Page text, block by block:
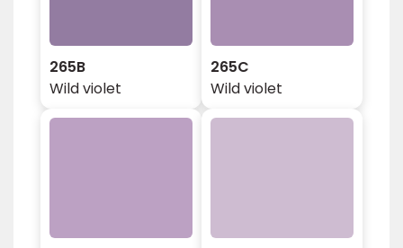
265B
Wild violet
265C
Wild violet